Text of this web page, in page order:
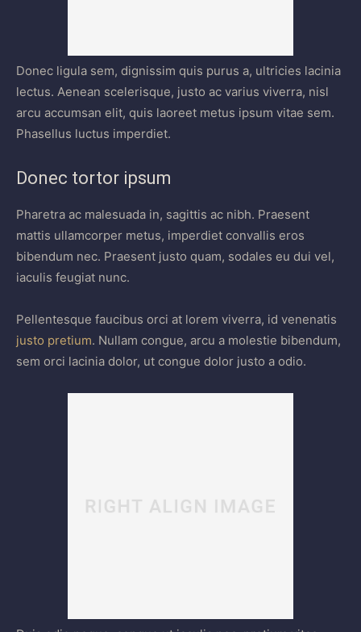
Donec ligula sem, dignissim quis purus a, ultricies lacinia
lectus. Aenean scelerisque, justo ac varius viverra, nisl
arcu accumsan elit, quis laoreet metus ipsum vitae sem.
Phasellus luctus imperdiet.
Donec tortor ipsum
Pharetra ac malesuada in, sagittis ac nibh. Praesent
mattis ullamcorper metus, imperdiet convallis eros
bibendum nec. Praesent justo quam, sodales eu dui vel,
iaculis feugiat nunc.
Pellentesque faucibus orci at lorem viverra, id venenatis
justo pretium. Nullam congue, arcu a molestie bibendum,
sem orci lacinia dolor, ut congue dolor justo a odio.